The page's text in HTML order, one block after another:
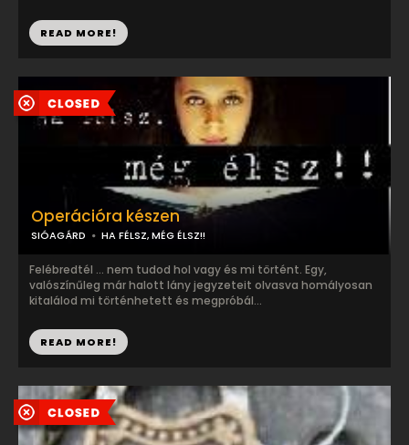
READ MORE!
Operációra készen
SIÓAGÁRD HA FÉLSZ, MÉG ÉLSZ!!
Felébredtél ... nem tudod hol vagy és mi történt. Egy,
valószínűleg már halott lány jegyzeteit olvasva homályosan
kitalálod mi történhetett és megpróbál...
READ MORE!